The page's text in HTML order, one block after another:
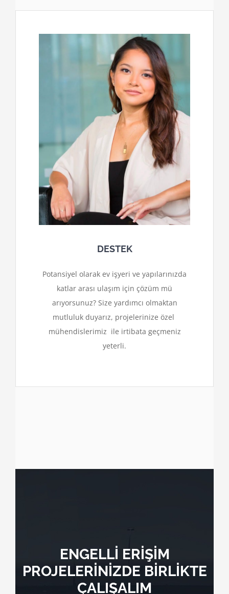
DESTEK
Potansiyel olarak ev işyeri ve yapılarınızda
katlar arası ulaşım için çözüm mü
arıyorsunuz? Size yardımcı olmaktan
mutluluk duyarız, projelerinize özel
mühendislerimiz ile irtibata geçmeniz
yeterli.
ENGELLİ ERİŞİM
PROJELERİNİZDE BİRLİKTE
ÇALIŞALIM